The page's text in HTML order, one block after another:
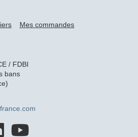
Mes commandes
/ FDBI
bans